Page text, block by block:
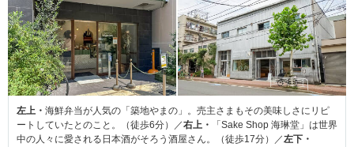
左上・ 海鮮弁当が人気の「築地やまの」。売主さまもその美味しさにリピ
ートしていたとのこと。（徒歩6分）／右上・
「Sake Shop 海琳堂」は世界
中の人々に愛される日本酒がそろう酒屋さん。（徒歩17分）／左下・